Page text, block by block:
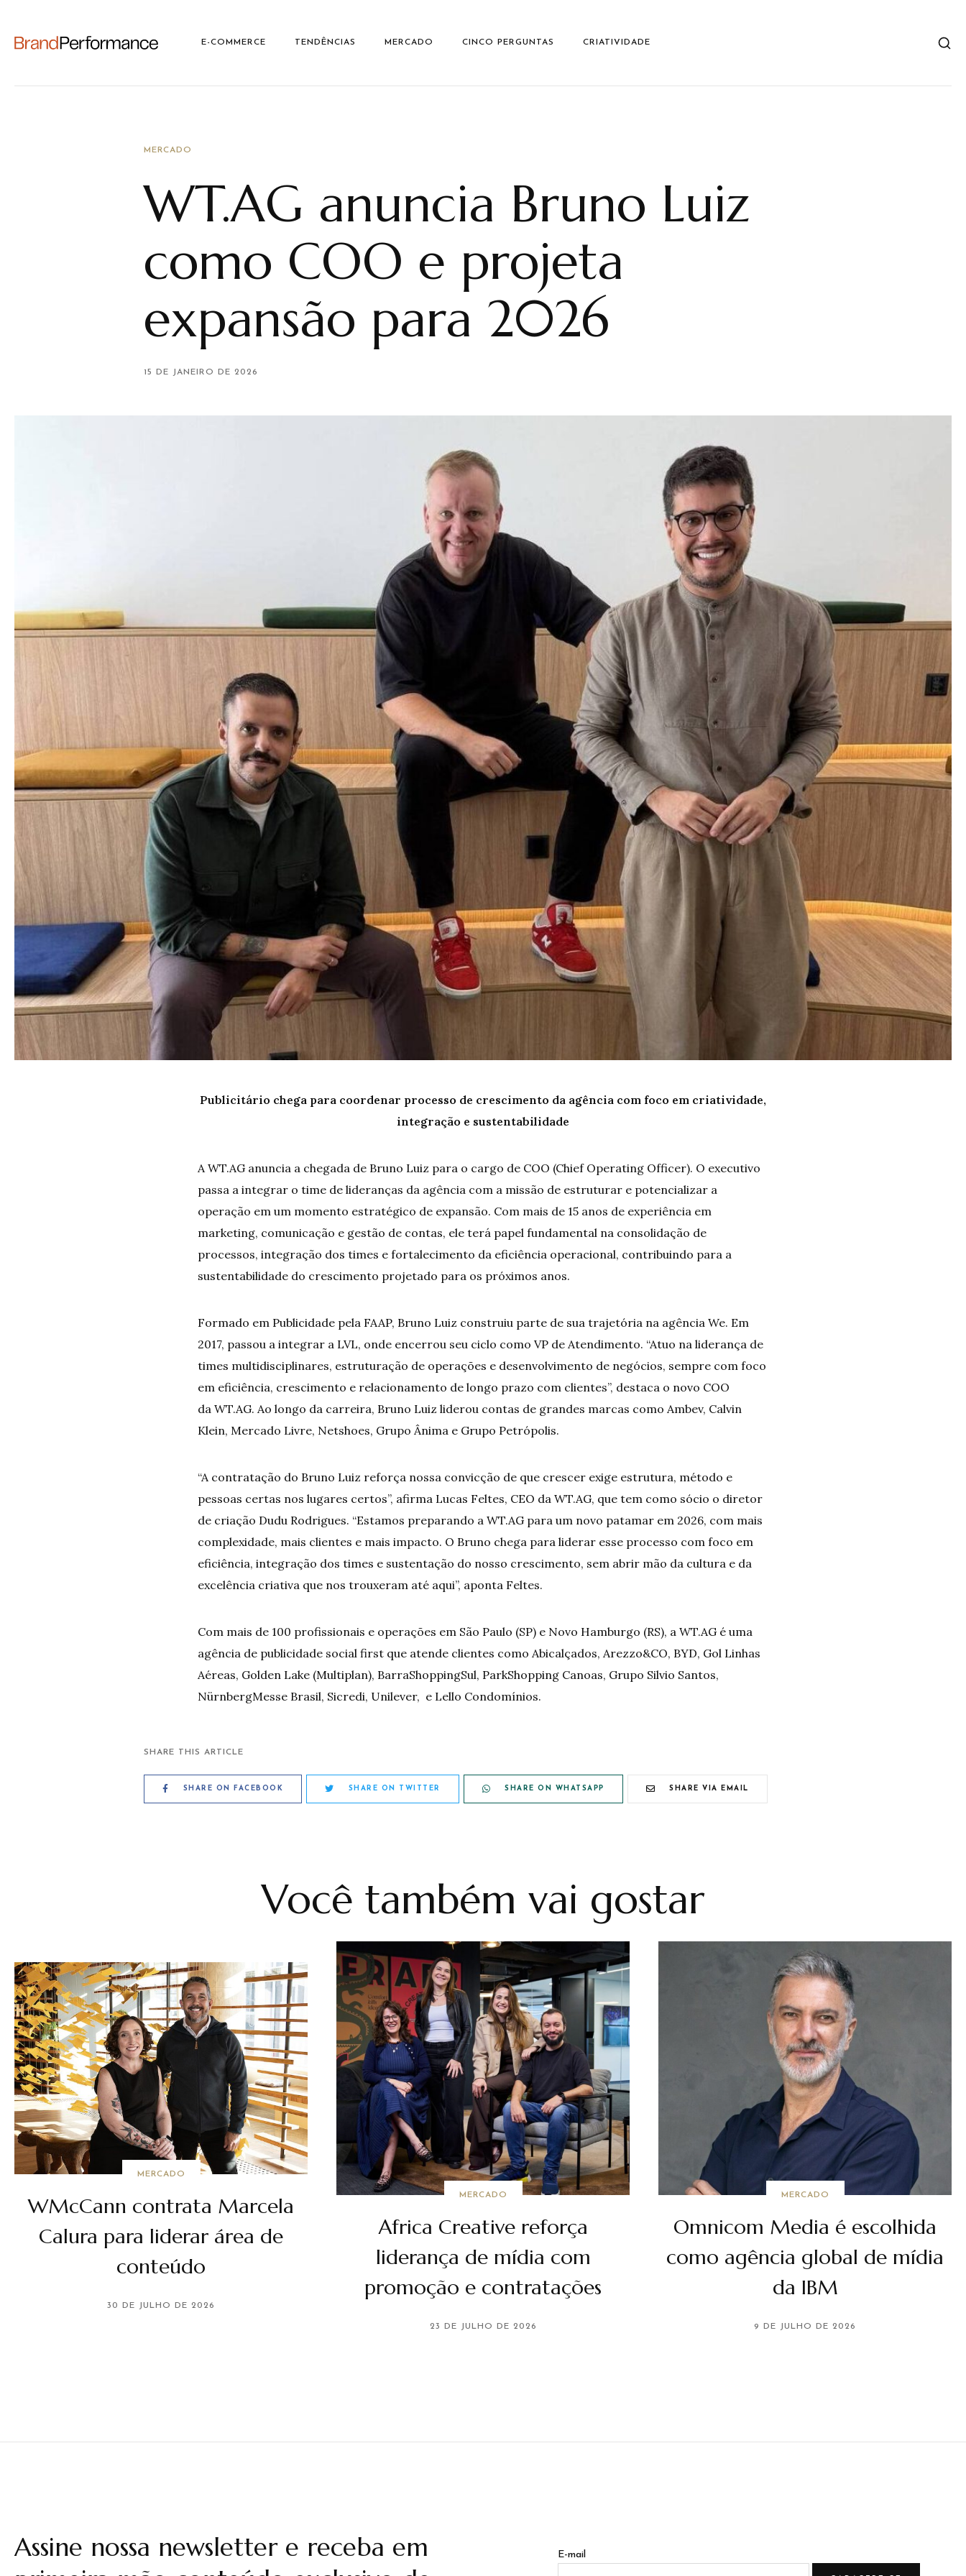
E-COMMERCE TENDÊNCIAS MERCADO CINCO PERGUNTAS CRIATIVIDADE
MERCADO
WT.AG anuncia Bruno Luiz
como COO e projeta
expansão para 2026
15 DE JANEIRO DE 2026
Publicitário chega para coordenar processo de crescimento da agência com foco em criatividade,
integração e sustentabilidade
A WT.AG anuncia a chegada de Bruno Luiz para o cargo de COO (Chief Operating Officer). O executivo
passa a integrar o time de lideranças da agência com a missão de estruturar e potencializar a
operação em um momento estratégico de expansão. Com mais de 15 anos de experiência em
marketing, comunicação e gestão de contas, ele terá papel fundamental na consolidação de
processos, integração dos times e fortalecimento da eficiência operacional, contribuindo para a
sustentabilidade do crescimento projetado para os próximos anos.
Formado em Publicidade pela FAAP, Bruno Luiz construiu parte de sua trajetória na agência We. Em
2017, passou a integrar a LVL, onde encerrou seu ciclo como VP de Atendimento. “Atuo na liderança de
times multidisciplinares, estruturação de operações e desenvolvimento de negócios, sempre com foco
em eficiência, crescimento e relacionamento de longo prazo com clientes”, destaca o novo COO
da WT.AG. Ao longo da carreira, Bruno Luiz liderou contas de grandes marcas como Ambev, Calvin
Klein, Mercado Livre, Netshoes, Grupo Ânima e Grupo Petrópolis.
“A contratação do Bruno Luiz reforça nossa convicção de que crescer exige estrutura, método e
pessoas certas nos lugares certos”, afirma Lucas Feltes, CEO da WT.AG, que tem como sócio o diretor
de criação Dudu Rodrigues. “Estamos preparando a WT.AG para um novo patamar em 2026, com mais
complexidade, mais clientes e mais impacto. O Bruno chega para liderar esse processo com foco em
eficiência, integração dos times e sustentação do nosso crescimento, sem abrir mão da cultura e da
excelência criativa que nos trouxeram até aqui”, aponta Feltes.
Com mais de 100 profissionais e operações em São Paulo (SP) e Novo Hamburgo (RS), a WT.AG é uma
agência de publicidade social first que atende clientes como Abicalçados, Arezzo&CO, BYD, Gol Linhas
Aéreas, Golden Lake (Multiplan), BarraShoppingSul, ParkShopping Canoas, Grupo Silvio Santos,
NürnbergMesse Brasil, Sicredi, Unilever, e Lello Condomínios.
SHARE THIS ARTICLE
SHARE ON FACEBOOK SHARE ON TWITTER SHARE ON WHATSAPP SHARE VIA EMAIL
Você também vai gostar
MERCADO
WMcCann contrata Marcela
Calura para liderar área de
conteúdo
30 DE JULHO DE 2026
MERCADO
Africa Creative reforça
liderança de mídia com
promoção e contratações
23 DE JULHO DE 2026
MERCADO
Omnicom Media é escolhida
como agência global de mídia
da IBM
9 DE JULHO DE 2026
Assine nossa newsletter e receba em
E-mail